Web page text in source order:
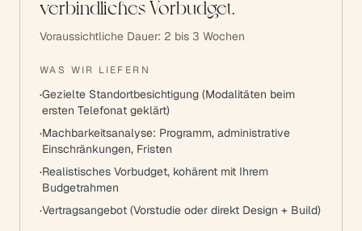
verbindliches Vorbudget.
Voraussichtliche Dauer: 2 bis 3 Wochen
WAS WIR LIEFERN
·Gezielte Standortbesichtigung (Modalitäten beim
ersten Telefonat geklärt)
·Machbarkeitsanalyse: Programm, administrative
Einschränkungen, Fristen
·Realistisches Vorbudget, kohärent mit Ihrem
Budgetrahmen
·Vertragsangebot (Vorstudie oder direkt Design + Build)